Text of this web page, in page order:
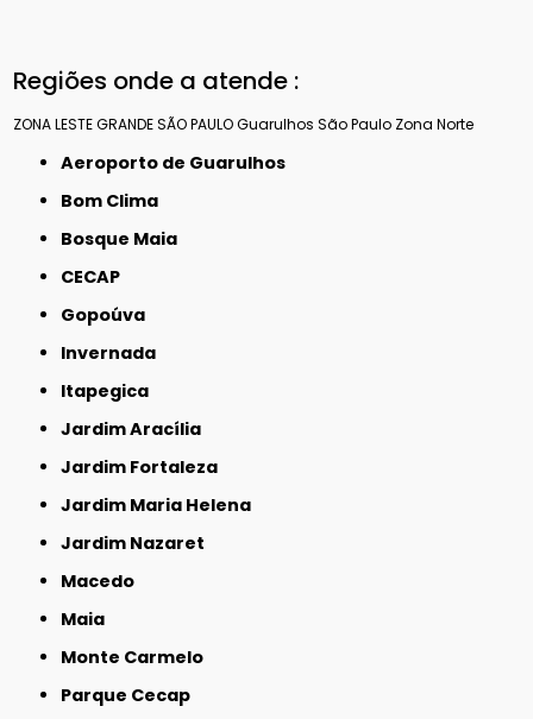
Regiões onde a atende :
ZONA LESTEGRANDE SÃO PAULOGuarulhos São Paulo Zona Norte
Aeroporto de Guarulhos
Bom Clima
Bosque Maia
CECAP
Gopoúva
Invernada
Itapegica
Jardim Aracília
Jardim Fortaleza
Jardim Maria Helena
Jardim Nazaret
Macedo
Maia
Monte Carmelo
Parque Cecap